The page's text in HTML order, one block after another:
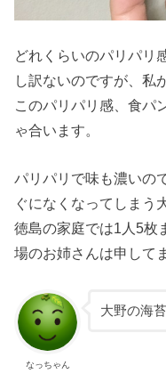
どれくらいのパリパリ
し訳ないのですが、私
このパリパリ感、食パ
ゃ合います。
パリパリで味も濃いの
ぐになくなってしまう
徳島の家庭では1人5枚
場のお姉さんは申して
なっちゃん
大野の海